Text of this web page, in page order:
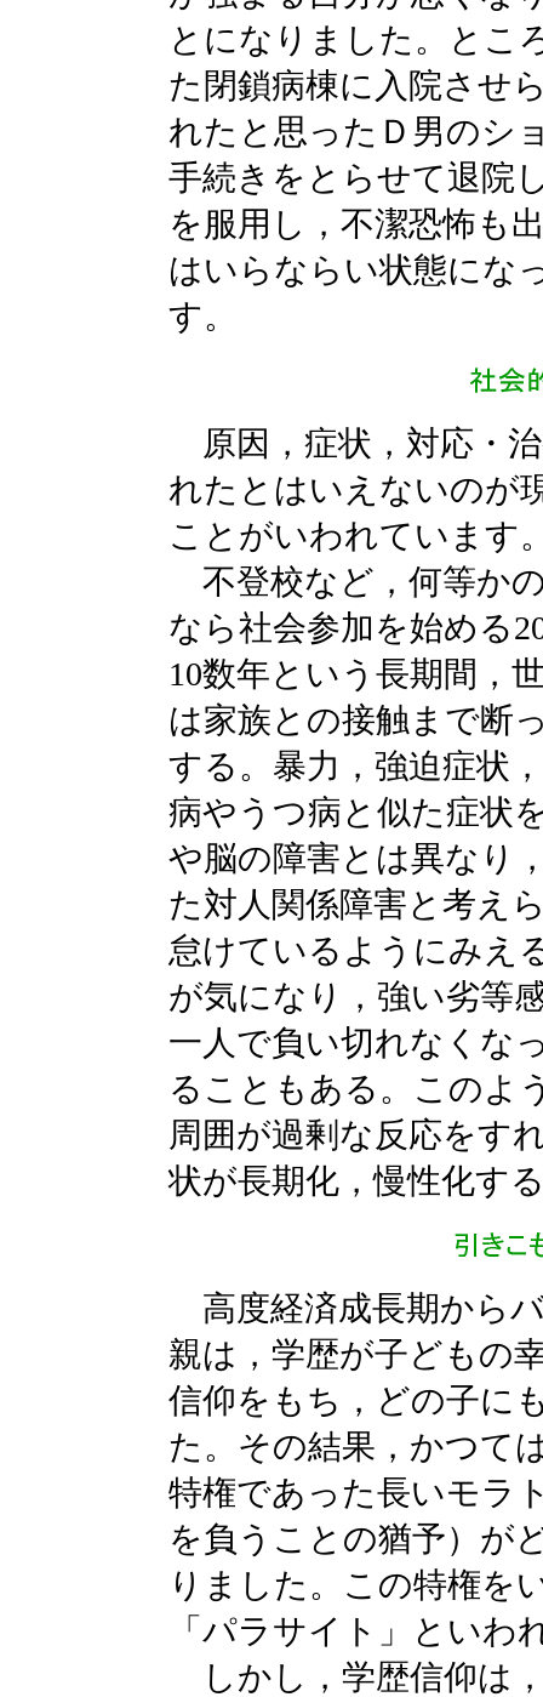
とになりました。とこ
た閉鎖病棟に入院させ
れたと思ったＤ男のシ
手続きをとらせて退院
を服用し，不潔恐怖も
はいらならい状態にな
す。
原因，症状，対応・
れたとはいえないのが
ことがいわれています
不登校など，何等か
なら社会参加を始める
10数年という長期間，
は家族との接触まで断
する。暴力，強迫症状
病やうつ病と似た症状
や脳の障害とは異なり
た対人関係障害と考え
怠けているようにみえ
が気になり，強い劣等
一人で負い切れなくな
ることもある。このよ
周囲が過剰な反応をす
状が長期化，慢性化す
高度経済成長期から
親は，学歴が子どもの
信仰をもち，どの子に
た。その結果，かつて
特権であった長いモラ
を負うことの猶予）が
りました。この特権を
「パラサイト」といわ
しかし，学歴信仰は